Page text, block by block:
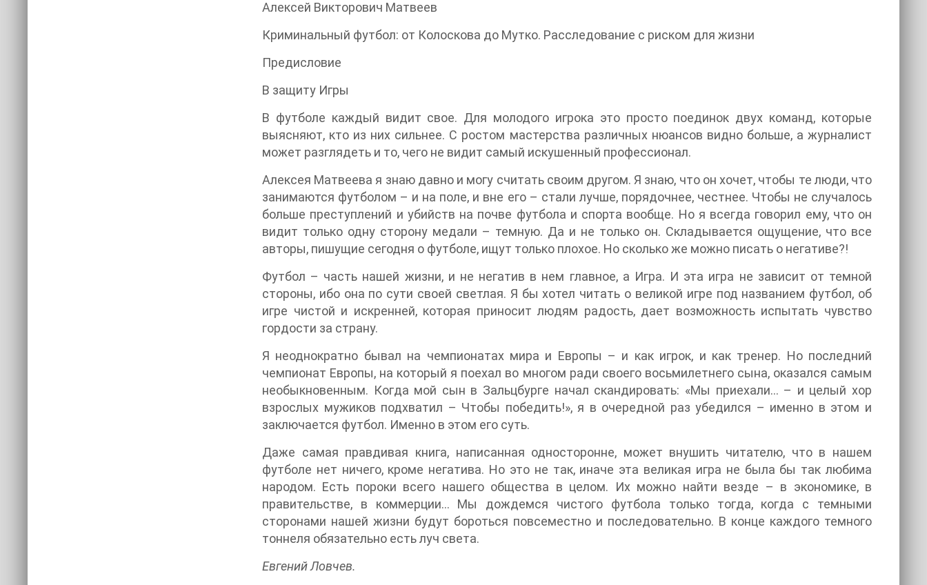
Алексей Викторович Матвеев
Криминальный футбол: от Колоскова до Мутко. Расследование с риском для жизни
Предисловие
В защиту Игры
В футболе каждый видит свое. Для молодого игрока это просто поединок двух команд, которые
выясняют, кто из них сильнее. С ростом мастерства различных нюансов видно больше, а журналист
может разглядеть и то, чего не видит самый искушенный профессионал.
Алексея Матвеева я знаю давно и могу считать своим другом. Я знаю, что он хочет, чтобы те люди, что
занимаются футболом – и на поле, и вне его – стали лучше, порядочнее, честнее. Чтобы не случалось
больше преступлений и убийств на почве футбола и спорта вообще. Но я всегда говорил ему, что он
видит только одну сторону медали – темную. Да и не только он. Складывается ощущение, что все
авторы, пишущие сегодня о футболе, ищут только плохое. Но сколько же можно писать о негативе?!
Футбол – часть нашей жизни, и не негатив в нем главное, а Игра. И эта игра не зависит от темной
стороны, ибо она по сути своей светлая. Я бы хотел читать о великой игре под названием футбол, об
игре чистой и искренней, которая приносит людям радость, дает возможность испытать чувство
гордости за страну.
Я неоднократно бывал на чемпионатах мира и Европы – и как игрок, и как тренер. Но последний
чемпионат Европы, на который я поехал во многом ради своего восьмилетнего сына, оказался самым
необыкновенным. Когда мой сын в Зальцбурге начал скандировать: «Мы приехали… – и целый хор
взрослых мужиков подхватил – Чтобы победить!», я в очередной раз убедился – именно в этом и
заключается футбол. Именно в этом его суть.
Даже самая правдивая книга, написанная односторонне, может внушить читателю, что в нашем
футболе нет ничего, кроме негатива. Но это не так, иначе эта великая игра не была бы так любима
народом. Есть пороки всего нашего общества в целом. Их можно найти везде – в экономике, в
правительстве, в коммерции… Мы дождемся чистого футбола только тогда, когда с темными
сторонами нашей жизни будут бороться повсеместно и последовательно. В конце каждого темного
тоннеля обязательно есть луч света.
Евгений Ловчев.